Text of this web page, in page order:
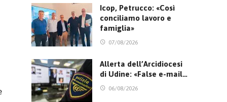
Icop, Petrucco: «Così
conciliamo lavoro e
famiglia»
07/08/2026
Allerta dell’Arcidiocesi
di Udine: «False e-mail…
06/08/2026